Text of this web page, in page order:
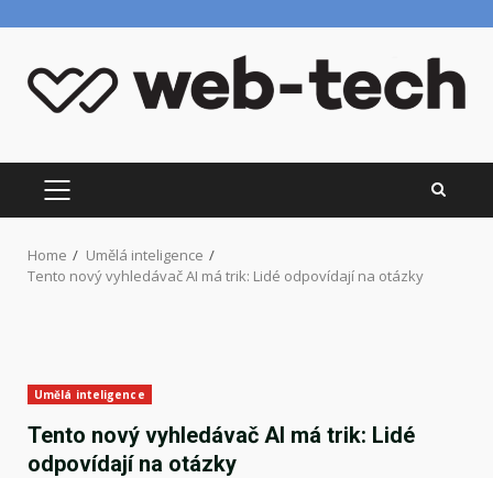
content
PRIMARY
MENU
Home
Umělá inteligence
Tento nový vyhledávač AI má trik: Lidé odpovídají na otázky
Umělá inteligence
Tento nový vyhledávač AI má trik: Lidé
odpovídají na otázky